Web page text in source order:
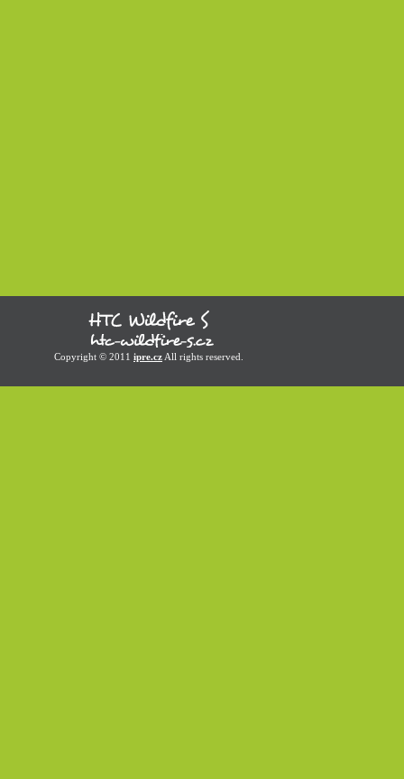
Copyright © 2011 ipre.cz All rights reserved.